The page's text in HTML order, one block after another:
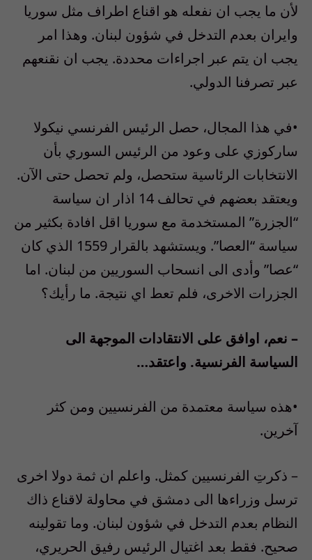
لأن ما يجب ان نفعله هو اقناع اطراف مثل سوريا
وايران بعدم التدخل في شؤون لبنان. وهذا امر
يجب ان يتم عبر اجراءات محددة. يجب ان نقنعهم
عبر تصرفنا الدولي.
•في هذا المجال، حصل الرئيس الفرنسي نيكولا
ساركوزي على وعود من الرئيس السوري بأن
الانتخابات الرئاسية ستحصل، ولم تحصل حتى الآن.
ويعتقد بعضهم في تحالف 14 اذار ان سياسة
“الجزرة” المستخدمة مع سوريا اقل افادة بكثير من
سياسة “العصا”. ويستشهد بالقرار 1559 الذي كان
“عصا” وأدى الى انسحاب السوريين من لبنان. اما
الجزرات الاخرى، فلم تعط اي نتيجة. ما رأيك؟
– نعم، اوافق على الانتقادات الموجهة الى
السياسة الفرنسية. واعتقد…
•هذه سياسة معتمدة من الفرنسيين ومن كثر
آخرين.
– ذكرتِ الفرنسيين كمثل. واعلم ان ثمة دولا اخرى
ترسل وزراءها الى دمشق في محاولة لاقناع ذاك
النظام بعدم التدخل في شؤون لبنان. وما تقولينه
صحيح. فقط بعد اغتيال الرئيس رفيق الحريري،